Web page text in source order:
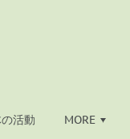
活動 MORE